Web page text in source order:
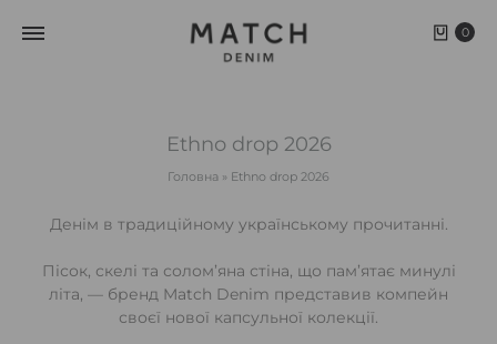
0
Ethno drop 2026
Головна » Ethno drop 2026
Денім в традиційному українському прочитанні.
Пісок, скелі та солом’яна стіна, що пам’ятає минулі
літа, — бренд Match Denim представив компейн
своєї нової капсульної колекції.